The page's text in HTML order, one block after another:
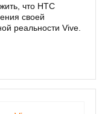
что HTC
своей
реальности Vive.